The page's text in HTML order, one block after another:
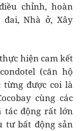
chỉnh, hoàn
Nhà ở, Xây
hiện cam kết
(căn hộ
được coi là
cùng các
tác động rất lớn
tư bất động sản